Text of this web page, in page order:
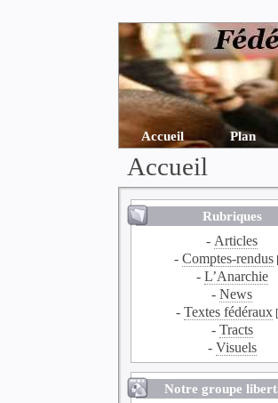
Accueil Plan
Accueil
Rubriques
- Articles
-Comptes-rendus
- L’Anarchie
-News
- Textes fédéraux
- Tracts
- Visuels
Notre groupe